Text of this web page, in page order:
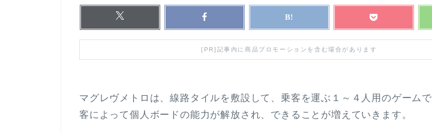
[PR]記事内に商品プロモーションを含む場合があります
マグレヴメトロは、線路タイルを敷設して、乗客を運ぶ１～４人用のゲーム
客によって個人ボードの能力が解放され、できることが増えていきます。